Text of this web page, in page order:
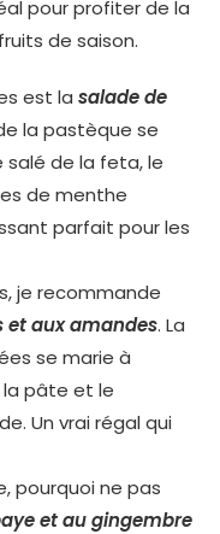
pour profiter de la
de saison.
est lasalade de
la pastèque se
salé de la feta, le
de menthe
parfait pour les
je recommande
et aux amandes. La
se marie à
pâte et le
Un vrai régal qui
pourquoi ne pas
et au gingembre